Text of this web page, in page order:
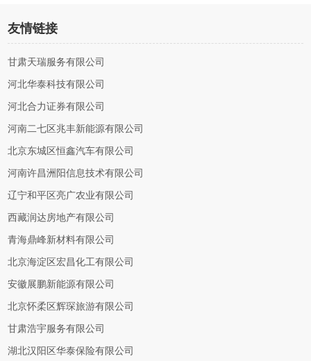
友情链接
甘肃天瑞服务有限公司
河北华泰科技有限公司
河北合力证券有限公司
河南二七区兆丰新能源有限公司
北京东城区恒鑫汽车有限公司
河南许昌洲阳信息技术有限公司
辽宁和平区亮广农业有限公司
西藏润达房地产有限公司
青海鼎峰新材料有限公司
北京海淀区宏昌化工有限公司
安徽展鹏新能源有限公司
北京怀柔区辉琛旅游有限公司
甘肃浩宇服务有限公司
湖北汉阳区华泰保险有限公司